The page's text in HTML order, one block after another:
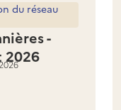
-
2026
du réseau